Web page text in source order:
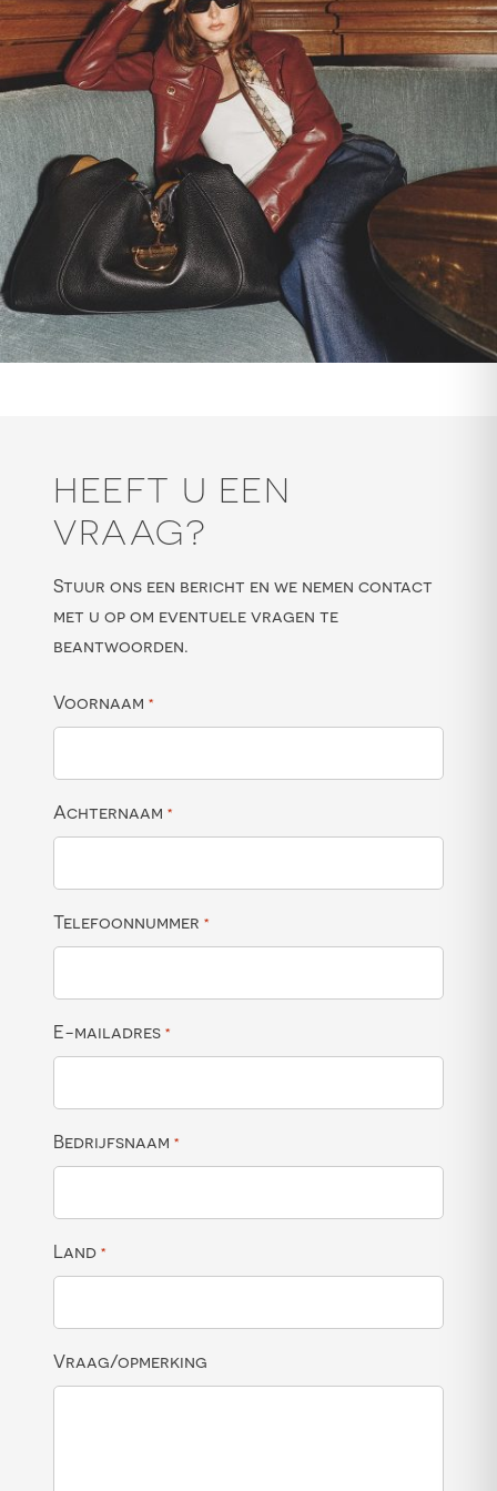
HEEFT U EEN
VRAAG?
Stuur ons een bericht en we nemen contact
met u op om eventuele vragen te
beantwoorden.
Voornaam *
Achternaam *
Telefoonnummer *
E-mailadres *
Bedrijfsnaam *
Land *
Vraag/opmerking